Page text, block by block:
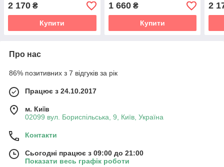
2 170 ₴
Купити
1 660₴
Купити
2
Про нас
86% позитивних з 7 відгуків за рік
Працює з 24.10.2017
м. Київ
02099 вул. Бориспільська, 9, Київ, Україна
Контакти
Сьогодні працює з 09:00 до 21:00
Показати весь графік роботи